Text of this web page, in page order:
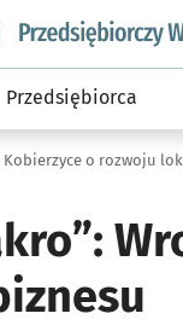
wroclaw.pl
Przedsiębiorca